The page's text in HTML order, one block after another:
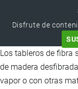
Disfrute de
Los tableros de fibra
de madera
vapor o con otras